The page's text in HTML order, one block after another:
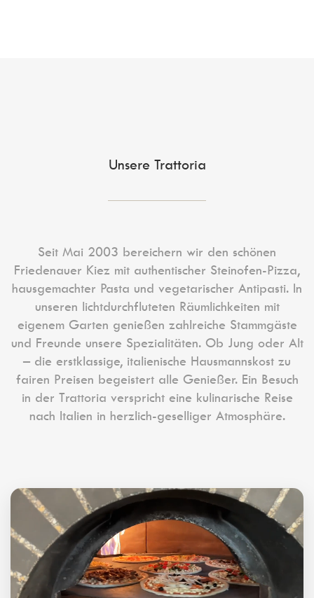
Unsere Trattoria
Seit Mai 2003 bereichern wir den schönen
Friedenauer Kiez mit authentischer Steinofen-Pizza,
hausgemachter Pasta und vegetarischer Antipasti. In
unseren lichtdurchfluteten Räumlichkeiten mit
eigenem Garten genießen zahlreiche Stammgäste
und Freunde unsere Spezialitäten. Ob Jung oder Alt
– die erstklassige, italienische Hausmannskost zu
fairen Preisen begeistert alle Genießer. Ein Besuch
in der Trattoria verspricht eine kulinarische Reise
nach Italien in herzlich-geselliger Atmosphäre.